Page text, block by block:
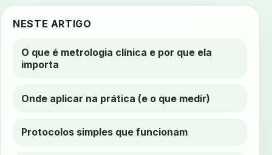
NESTE ARTIGO
O que é metrologia clínica e por que ela
importa
Onde aplicar na prática (e o que medir)
Protocolos simples que funcionam